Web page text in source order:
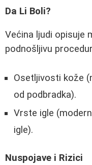
Da Li Boli?
Većina ljudi opisuje
podnošljivu
Osetljivosti kože
od podbradka).
Vrste igle
igle).
Nuspojave i Rizici